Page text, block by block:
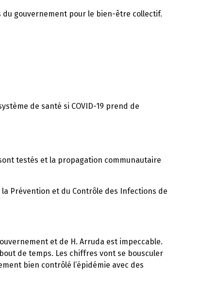
gouvernement pour le bien-être collectif.
de santé si COVID-19 prend de
testés et la propagation communautaire
la Prévention et du Contrôle des Infections de
et de H. Arruda est impeccable.
de temps. Les chiffres vont se bousculer
bien contrôlé l’épidémie avec des